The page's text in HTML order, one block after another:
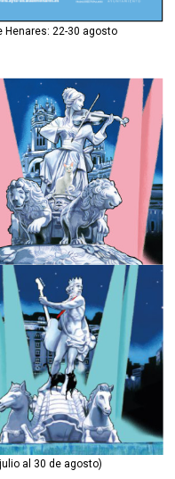
Henares: 22-30 agosto
al 30 de agosto)